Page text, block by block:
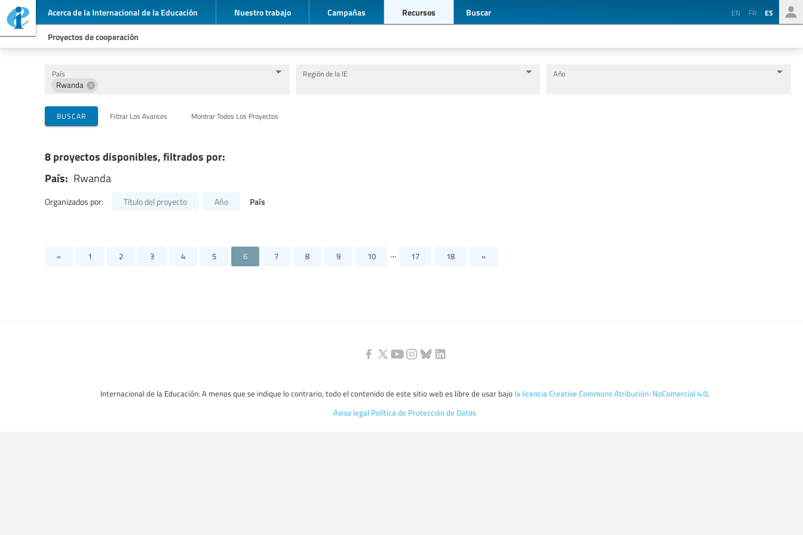
Acerca de la Internacional de la Educación Nuestro trabajo Campañas Recursos Buscar EN FR ES
Proyectos de cooperación
País
Rwanda
Región de la IE Año
Organizaciones que llevan a cabo el proyecto
BUSCAR Filtrar Los Avances Montrar Todos Los Proyectos
8 proyectos disponibles, filtrados por:
País: Rwanda
Organizados por: Título del proyecto Año País
« 1 2 3 4 5 6 7 8 9 10 ... 17 18 »
Internacional de la Educación: A menos que se indique lo contrario, todo el contenido de este sitio web es libre de usar bajo la licencia Creative Commons Atribución-NoComercial 4.0.
Aviso legal Política de Protección de Datos